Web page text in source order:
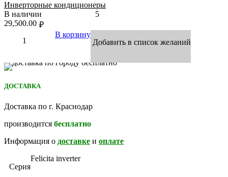
Инверторные кондиционеры
В наличии
5
₽
29,500.00
В корзину
Добавить в список желаний
ДОСТАВКА
Доставка по г. Краснодар
производится бесплатно
Информация о доставке и оплате
Серия
Felicita inverter